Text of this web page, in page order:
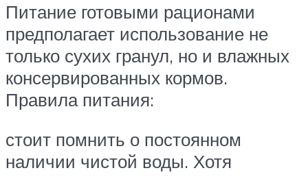
Питание готовыми рационами
предполагает использование не
только сухих гранул, но и влажных
консервированных кормов.
Правила питания:
стоит помнить о постоянном
наличии чистой воды. Хотя